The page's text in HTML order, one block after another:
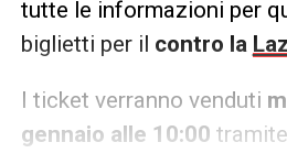
tutte le informazioni per
biglietti per il contro la
I ticket verranno venduti
gennaio alle 10:00